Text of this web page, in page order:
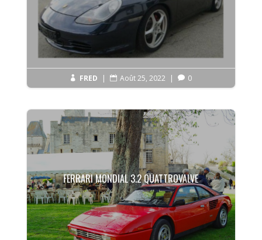
 FRED |  Août 25, 2022 |  0
FERRARI MONDIAL 3.2 QUATTROVALVE